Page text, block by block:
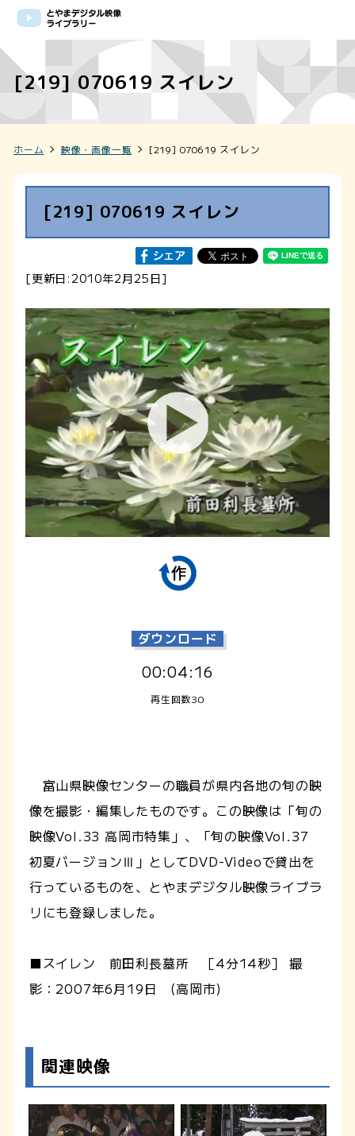
[219] 070619 スイレン
ホーム 映像・画像一覧 [219] 070619 スイレン
[219] 070619 スイレン
[更新日:2010年2月25日]
ダウンロード
00:04:16
再生回数30
富山県映像センターの職員が県内各地の旬の映
像を撮影・編集したものです。この映像は「旬の
映像Vol.33 高岡市特集」、「旬の映像Vol.37
初夏バージョンⅢ」としてDVD-Videoで貸出を
行っているものを、とやまデジタル映像ライブラ
リにも登録しました。
■スイレン 前田利長墓所 ［4分14秒］ 撮
影：2007年6月19日 (高岡市)
関連映像